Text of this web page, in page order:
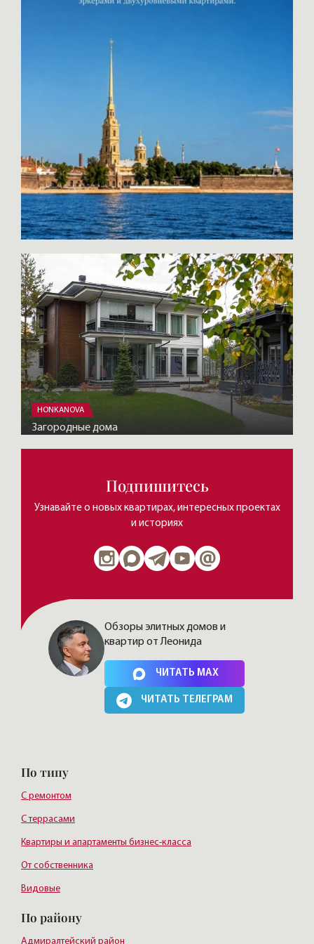
HONKANOVA
Загородные дома
Подпишитесь
Узнавайте о новых квартирах, интересных проектах
и историях
Нажимая на кнопку, Вы соглашаетесь cполитикой сайта
Обзоры элитных домов и
квартир от Леонида
ЧИТАТЬ MAX
ЧИТАТЬ ТЕЛЕГРАМ
По типу
С ремонтом
С террасами
Квартиры и апартаменты бизнес-класса
От собственника
Видовые
По району
Адмиралтейский район